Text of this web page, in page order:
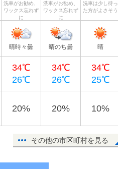
洗車がお勧め、
ワックス忘れず
に
洗車がお勧め、
ワックス忘れず
に
洗車は少し待っ
た方がよさそう
晴時々曇 晴のち曇 晴
34℃
26℃
34℃
26℃
34℃
25℃
20% 20% 10%
その他の市区町村を見る